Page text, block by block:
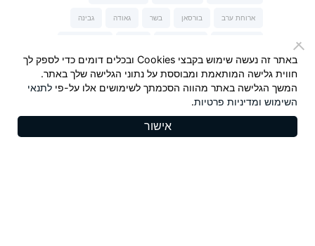
ארוחת ערב בורסאן בשר גאודה גבינה
גבינת טברנה גבינת עיזים הגבינות של נני
המבורגר חלבי חלומי חרדל חרדל Maille
מנה עיקרית מנות פתיחה וביניים מנצ'גו סלט
באתר זה נעשה שימוש בקבצי Cookies ובכלים דומים כדי לספק לך
חווית גלישה המותאמת ומבוססת על נתוני הגלישה שלך באתר.
המשך הגלישה באתר מהווה הסכמתך לשימושים אלו על-פי לתנאי
השימוש ומדיניות פרטיות.
אישור